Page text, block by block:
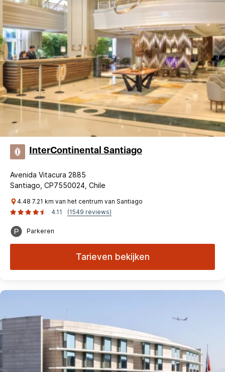
InterContinental Santiago
Avenida Vitacura 2885
Santiago, CP7550024, Chile
4.48 7.21 km van het centrum van Santiago
4.11
(1549 reviews)
Parkeren
Tarieven bekijken